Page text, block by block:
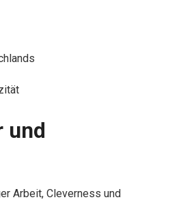
und
Arbeit, Cleverness und